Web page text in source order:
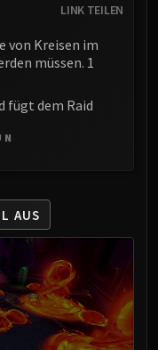
LINK TEILEN
von Kreisen im
müssen. 1
fügt dem Raid
AUS